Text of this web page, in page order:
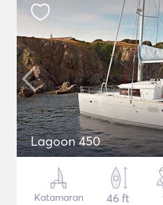
Lagoon 450
Katamaran
46 ft